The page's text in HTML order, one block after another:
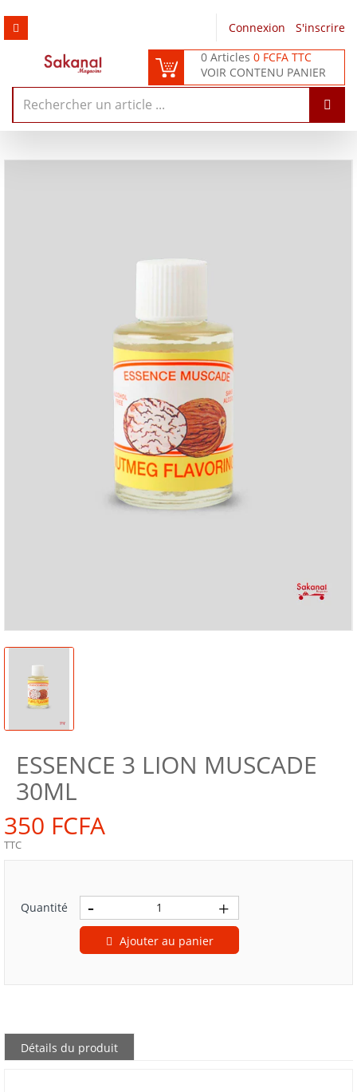
Connexion
S'inscrire
0 Articles0 FCFA TTC
VOIR CONTENU PANIER
ESSENCE 3 LION MUSCADE
30ML
350 FCFA
TTC
Quantité
Ajouter au panier
Détails du produit